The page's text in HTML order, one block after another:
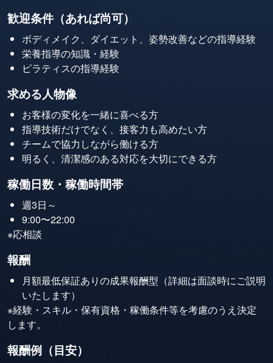
歓迎条件（あれば尚可）
ボディメイク、ダイエット、姿勢改善などの指導経験
栄養指導の知識・経験
ピラティスの指導経験
求める人物像
お客様の変化を一緒に喜べる方
指導技術だけでなく、接客力も高めたい方
チームで協力しながら働ける方
明るく、清潔感のある対応を大切にできる方
稼働日数・稼働時間帯
週3日～
9:00〜22:00
※応相談
報酬
月額最低保証ありの成果報酬型（詳細は面談時にご説明
いたします）
※経験・スキル・保有資格・稼働条件等を考慮のうえ決定
します。
報酬例（目安）